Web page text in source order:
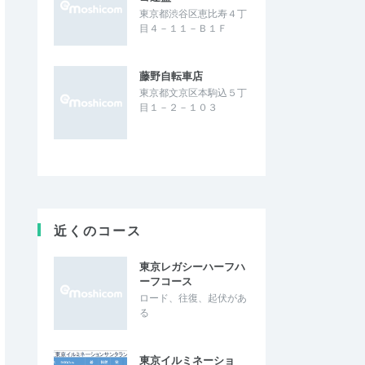
東京都渋谷区恵比寿４丁
目４－１１－Ｂ１Ｆ
藤野自転車店
東京都文京区本駒込５丁
目１－２－１０３
近くのコース
東京レガシーハーフハ
ーフコース
ロード、往復、起伏があ
る
東京イルミネーショ